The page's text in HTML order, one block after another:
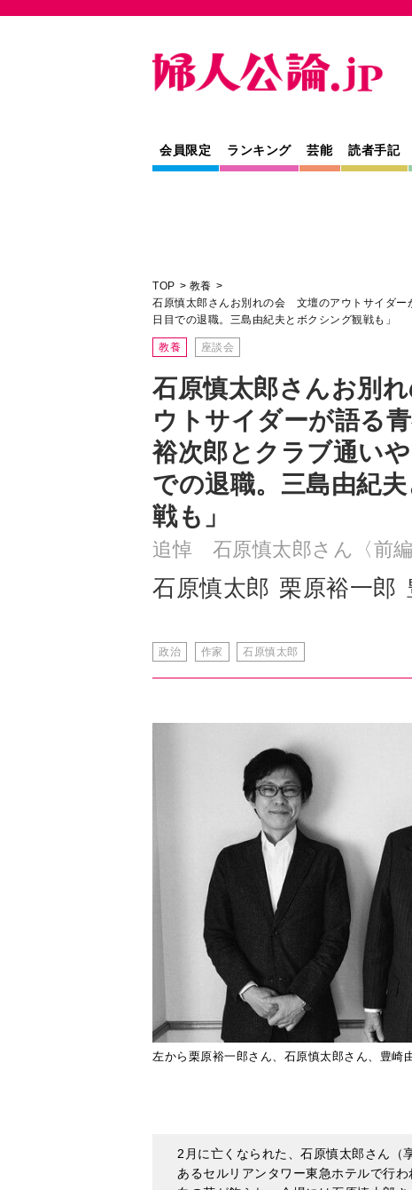
会員限定 ランキング 芸能 読者手記
石原慎太郎さんお別
ウトサイダーが語る青
裕次郎とクラブ通いや
での退職。三島由紀
戦も」
追悼 石原慎太郎さん〈前編
石原慎太郎
左から栗原裕一郎さん、石原慎太郎さん、豊崎
2月に亡くなられた、石原慎太郎さん
あるセルリアンタワー東急ホテルで行
郎を読んでみた 入門版』（著：栗原裕
配信します。（構成＝白坂微恵 撮影＝